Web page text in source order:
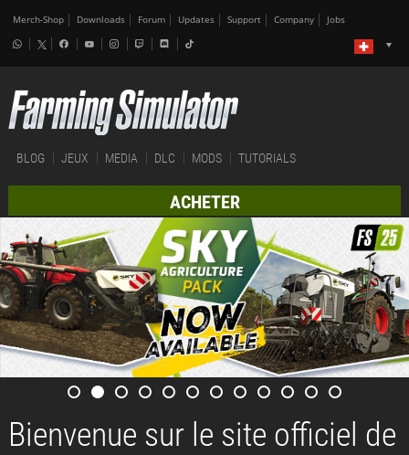
Merch-Shop Downloads Forum Updates Support Company Jobs
BLOG JEUX MEDIA DLC MODS TUTORIALS
ACHETER
Bienvenue sur le site officiel de